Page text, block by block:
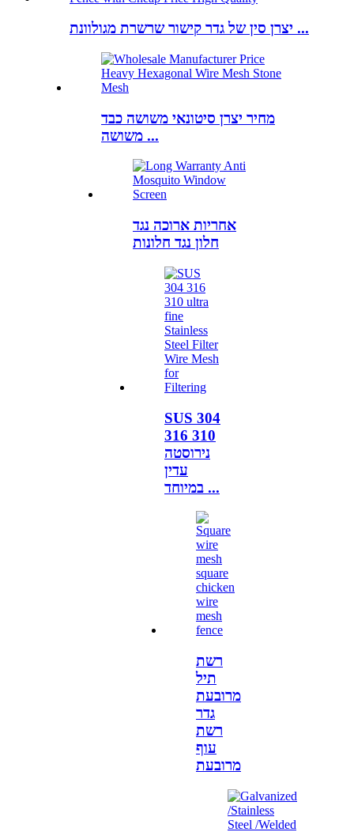
יצרן סין של גדר קישור שרשרת מגולוונת ...
מחיר יצרן סיטונאי משושה כבד
משושה ...
אחריות ארוכה נגד
חלון נגד חלונות
SUS 304
316 310
נירוסטה
עדין
במיוחד ...
רשת
תיל
מרובעת
גדר
רשת
עוף
מרובעת